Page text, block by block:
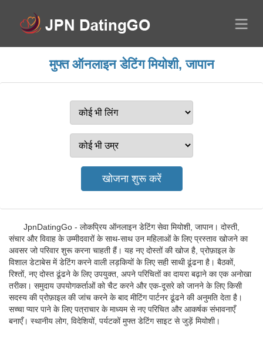
मुफ्त ऑनलाइन डेटिंग मियोशी, जापान
JpnDatingGo - लोकप्रिय ऑनलाइन डेटिंग सेवा मियोशी, जापान। दोस्ती,
संचार और विवाह के उम्मीदवारों के साथ-साथ उन महिलाओं के लिए प्रस्ताव खोजने का
अवसर जो परिवार शुरू करना चाहती हैं। यह नए दोस्तों की खोज है, प्रोफ़ाइल के
विशाल डेटाबेस में डेटिंग करने वाली लड़कियों के लिए सही साथी ढूंढना है। बैठकों,
रिश्तों, नए दोस्त ढूंढने के लिए उपयुक्त, अपने परिचितों का दायरा बढ़ाने का एक अनोखा
तरीका। समुदाय उपयोगकर्ताओं को चैट करने और एक-दूसरे को जानने के लिए किसी
सदस्य की प्रोफ़ाइल की जांच करने के बाद मीटिंग पार्टनर ढूंढने की अनुमति देता है।
सच्चा प्यार पाने के लिए पत्राचार के माध्यम से नए परिचित और आकर्षक संभावनाएँ
बनाएँ। स्थानीय लोग, विदेशियों, पर्यटकों मुफ्त डेटिंग साइट से जुड़ें मियोशी।